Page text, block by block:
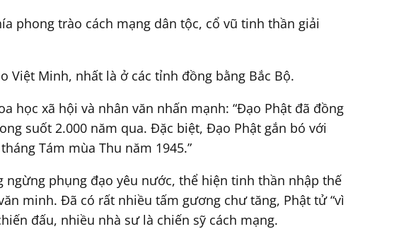
phong trào cách mạng dân tộc, cổ vũ tinh thần giải
Minh, nhất là ở các tỉnh đồng bằng Bắc Bộ.
học xã hội và nhân văn nhấn mạnh: “Đạo Phật đã đồng
suốt 2.000 năm qua. Đặc biệt, Đạo Phật gắn bó với
Tám mùa Thu năm 1945.”
phụng đạo yêu nước, thể hiện tinh thần nhập thế
minh. Đã có rất nhiều tấm gương chư tăng, Phật tử “vì
đấu, nhiều nhà sư là chiến sỹ cách mạng.